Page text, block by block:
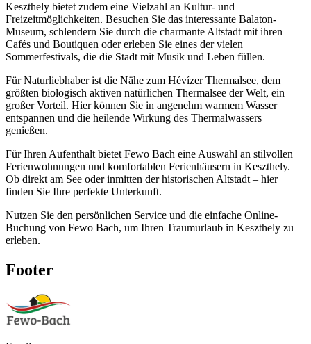
Keszthely bietet zudem eine Vielzahl an Kultur- und
Freizeitmöglichkeiten. Besuchen Sie das interessante Balaton-
Museum, schlendern Sie durch die charmante Altstadt mit ihren
Cafés und Boutiquen oder erleben Sie eines der vielen
Sommerfestivals, die die Stadt mit Musik und Leben füllen.
Für Naturliebhaber ist die Nähe zum Hévízer Thermalsee, dem
größten biologisch aktiven natürlichen Thermalsee der Welt, ein
großer Vorteil. Hier können Sie in angenehm warmem Wasser
entspannen und die heilende Wirkung des Thermalwassers
genießen.
Für Ihren Aufenthalt bietet Fewo Bach eine Auswahl an stilvollen
Ferienwohnungen und komfortablen Ferienhäusern in Keszthely.
Ob direkt am See oder inmitten der historischen Altstadt – hier
finden Sie Ihre perfekte Unterkunft.
Nutzen Sie den persönlichen Service und die einfache Online-
Buchung von Fewo Bach, um Ihren Traumurlaub in Keszthely zu
erleben.
Footer